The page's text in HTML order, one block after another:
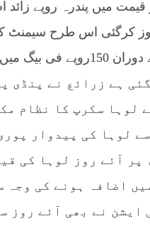
میں پندرہ روپے زائد
روپے من سے تجاوز کرگئی اس
میں آئے روز اضافہ دیکھنے میں آرہا ہے
قیمت 630روپے تک پہنچ گئی ہے
لوہا سکرپ کا نظام
لوہا کی پیدوار
آئے روز لوہا کی
اضافہ ہونے کی وجہ
ایشن نے بھی آئے روز